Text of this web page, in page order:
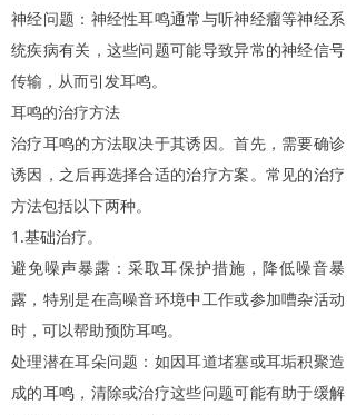
神经问题：神经性耳鸣通常与听神经瘤等神经系
统疾病有关，这些问题可能导致异常的神经信号
传输，从而引发耳鸣。
耳鸣的治疗方法
治疗耳鸣的方法取决于其诱因。首先，需要确诊
诱因，之后再选择合适的治疗方案。常见的治疗
方法包括以下两种。
1.基础治疗。
避免噪声暴露：采取耳保护措施，降低噪音暴
露，特别是在高噪音环境中工作或参加嘈杂活动
时，可以帮助预防耳鸣。
处理潜在耳朵问题：如因耳道堵塞或耳垢积聚造
成的耳鸣，清除或治疗这些问题可能有助于缓解